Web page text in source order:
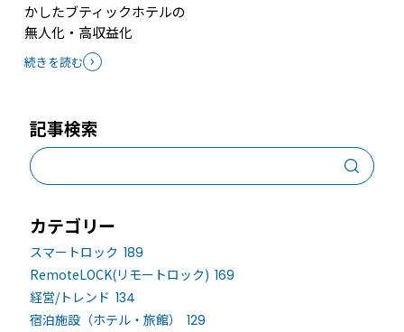
かしたブティックホテルの
無人化・高収益化
続きを読む
記事検索
カテゴリー
スマートロック 189
RemoteLOCK(リモートロック) 169
経営/トレンド 134
宿泊施設（ホテル・旅館）
129